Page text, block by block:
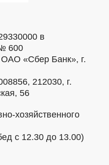
в
600
ОАО «Сбер Банк», г.
212030, г.
56
хозяйственного
с 12.30 до 13.00)